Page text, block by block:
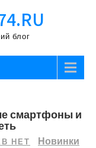
блог
смартфоны и
НЕТ
Новинки